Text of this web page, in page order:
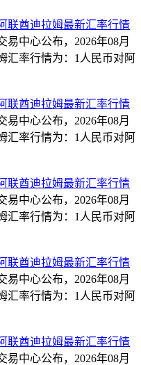
联酋迪拉姆最新汇率行情
中心公布，2026年08月
汇率行情为：1人民币对阿
联酋迪拉姆最新汇率行情
中心公布，2026年08月
汇率行情为：1人民币对阿
联酋迪拉姆最新汇率行情
中心公布，2026年08月
汇率行情为：1人民币对阿
联酋迪拉姆最新汇率行情
中心公布，2026年08月
汇率行情为：1人民币对阿
联酋迪拉姆最新汇率行情
中心公布，2026年08月